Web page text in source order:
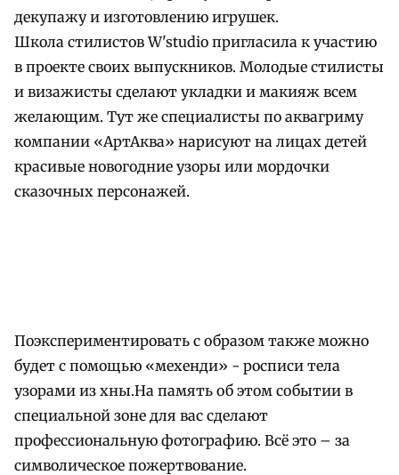
декупажу и изготовлению игрушек.
Школа стилистов W'studio пригласила к участию
в проекте своих выпускников. Молодые стилисты
и визажисты сделают укладки и макияж всем
желающим. Тут же специалисты по аквагриму
компании «АртАква» нарисуют на лицах детей
красивые новогодние узоры или мордочки
сказочных персонажей.
Поэкспериментировать с образом также можно
будет с помощью «мехенди» - росписи тела
узорами из хны.На память об этом событии в
специальной зоне для вас сделают
профессиональную фотографию. Всё это – за
символическое пожертвование.